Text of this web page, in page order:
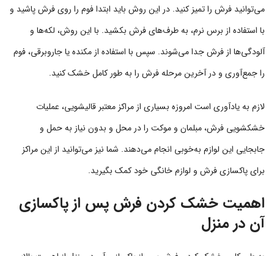
می‌توانید فرش را تمیز کنید. در این روش باید ابتدا فوم را روی فرش پاشید و
با استفاده از برس نرم، به طرف‌های فرش بکشید. با این روش، لکه‌ها و
آلودگی‌ها از فرش جدا می‌شوند. سپس با استفاده از مکنده یا جاروبرقی، فوم
را جمع‌آوری و در آخرین مرحله فرش را به طور کامل خشک کنید.
لازم به یادآوری است امروزه بسیاری از مراکز معتبر قالیشویی، عملیات
خشکشویی فرش، مبلمان و موکت را در محل و بدون نیاز به حمل و
جابجایی این لوازم به‌خوبی انجام می‌دهند. شما نیز می‌توانید از این مراکز
برای پاکسازی فرش و لوازم خانگی خود کمک بگیرید.
اهمیت خشک کردن فرش پس از پاکسازی
آن در منزل